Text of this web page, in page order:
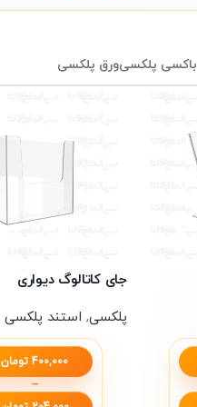
باکسی پلکسیورق پلکسی
جای کاتالوگ دیواری
پلکسی, استند پلکسی
400,000 تومان
–